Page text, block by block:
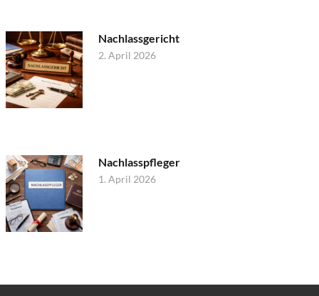
Nachlassgericht
2. April 2026
Nachlasspfleger
1. April 2026